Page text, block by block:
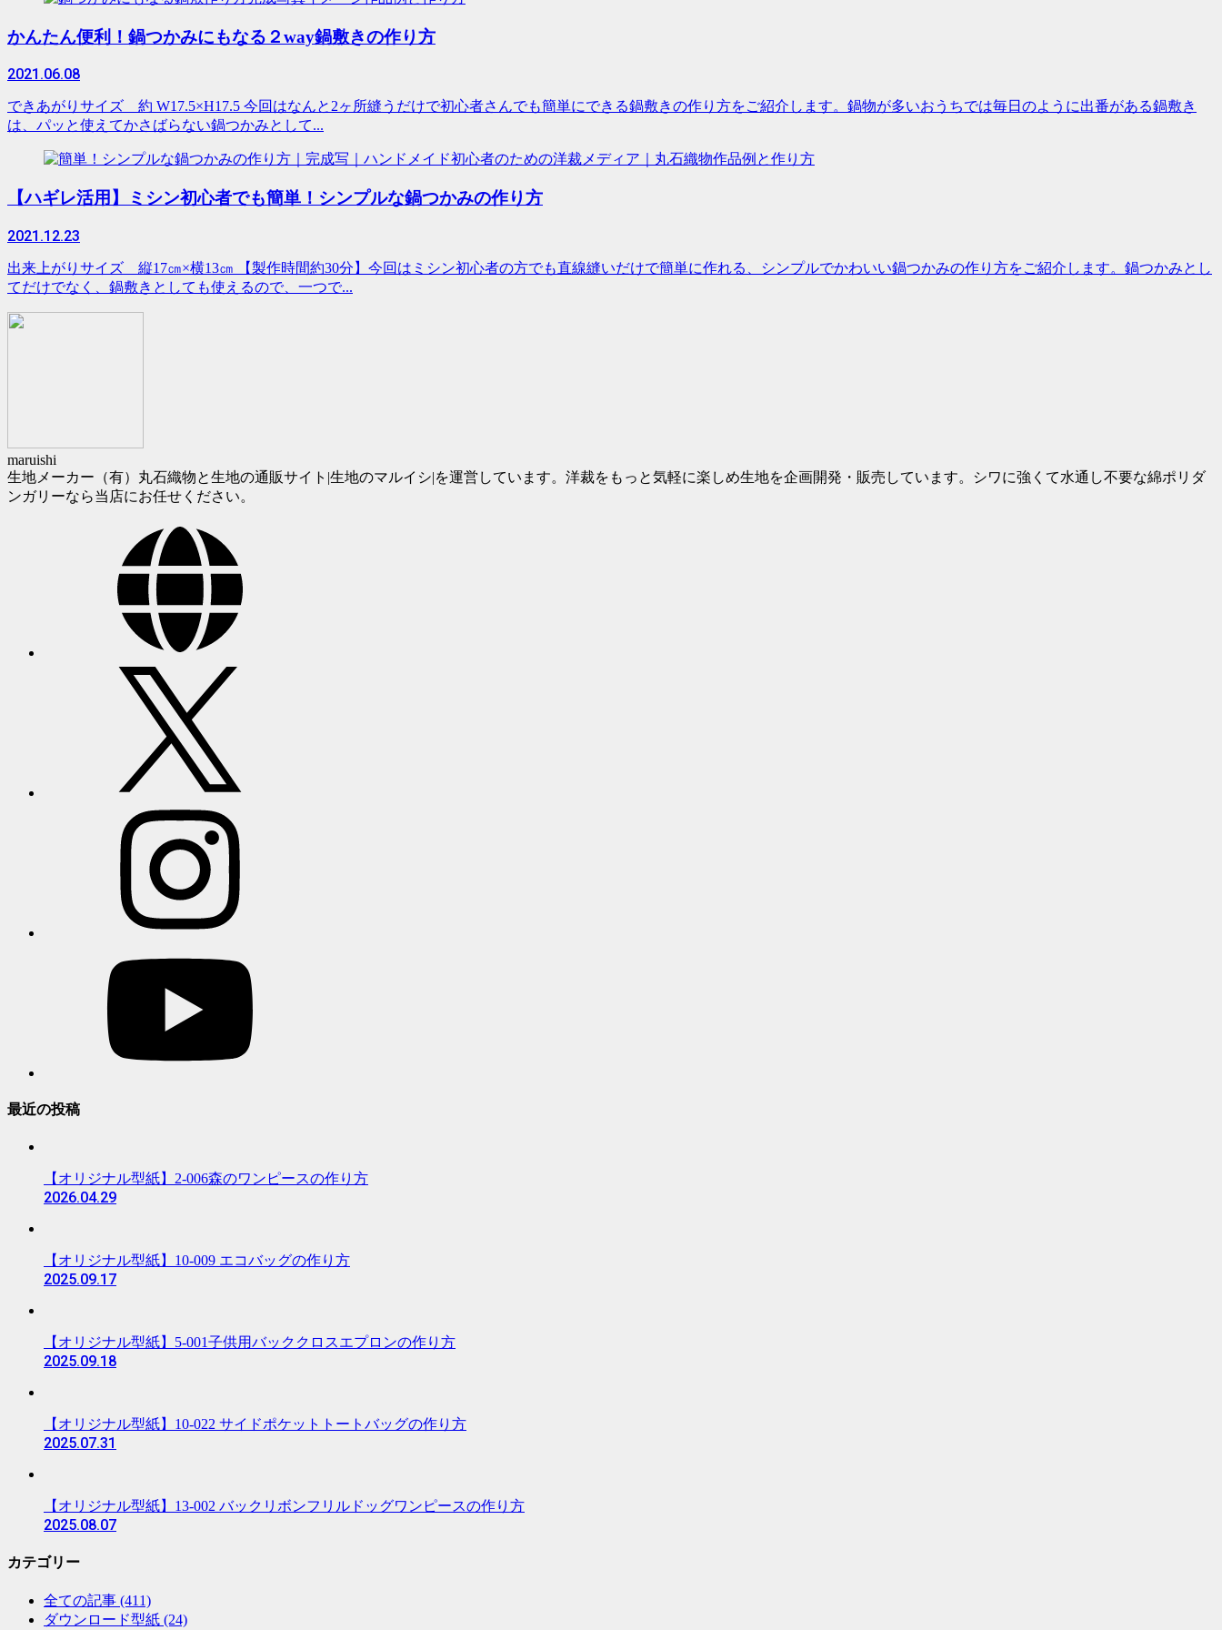
かんたん便利！鍋つかみにもなる２way鍋敷きの作り方
2021.06.08
できあがりサイズ 約 W17.5×H17.5 今回はなんと2ヶ所縫うだけで初心者さんでも簡単にできる鍋敷きの作り方をご紹介します。鍋物が多いおうちでは毎日のように出番がある鍋敷き
は、パッと使えてかさばらない鍋つかみとして...
作品例と作り方
【ハギレ活用】ミシン初心者でも簡単！シンプルな鍋つかみの作り方
2021.12.23
出来上がりサイズ 縦17㎝×横13㎝ 【製作時間約30分】今回はミシン初心者の方でも直線縫いだけで簡単に作れる、シンプルでかわいい鍋つかみの作り方をご紹介します。鍋つかみとし
てだけでなく、鍋敷きとしても使えるので、一つで...
maruishi
生地メーカー（有）丸石織物と生地の通販サイト|生地のマルイシ|を運営しています。洋裁をもっと気軽に楽しめ生地を企画開発・販売しています。シワに強くて水通し不要な綿ポリダ
ンガリーなら当店にお任せください。
最近の投稿
【オリジナル型紙】2-006森のワンピースの作り方
2026.04.29
【オリジナル型紙】10-009 エコバッグの作り方
2025.09.17
【オリジナル型紙】5-001子供用バッククロスエプロンの作り方
2025.09.18
【オリジナル型紙】10-022 サイドポケットトートバッグの作り方
2025.07.31
【オリジナル型紙】13-002 バックリボンフリルドッグワンピースの作り方
2025.08.07
カテゴリー
全ての記事 (411)
ダウンロード型紙 (24)